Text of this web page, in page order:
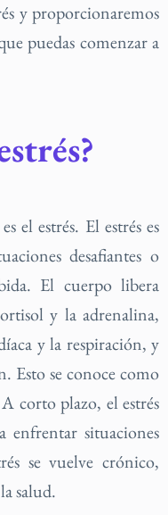
y proporcionaremos
puedas comenzar a
el estrés. El estrés es
desafiantes o
El cuerpo libera
y la adrenalina,
y la respiración, y
Esto se conoce como
corto plazo, el estrés
enfrentar situaciones
se vuelve crónico,
salud.